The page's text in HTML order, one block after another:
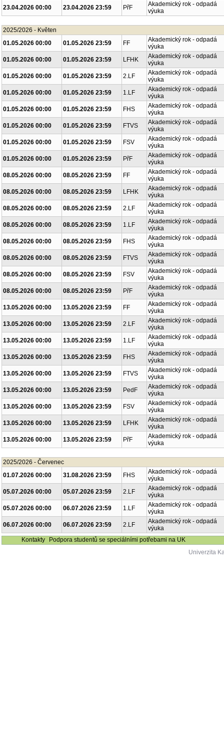
23.04.2026 00:00
23.04.2026 23:59 PřF
Akademický rok - odpadá
výuka
2025/2026 - Květen
01.05.2026 00:00
01.05.2026 23:59 FF
Akademický rok - odpadá
výuka
01.05.2026 00:00
01.05.2026 23:59 LFHK
Akademický rok - odpadá
výuka
01.05.2026 00:00
01.05.2026 23:59 2.LF
Akademický rok - odpadá
výuka
01.05.2026 00:00
01.05.2026 23:59 1.LF
Akademický rok - odpadá
výuka
01.05.2026 00:00
01.05.2026 23:59 FHS
Akademický rok - odpadá
výuka
01.05.2026 00:00
01.05.2026 23:59 FTVS
Akademický rok - odpadá
výuka
01.05.2026 00:00
01.05.2026 23:59 FSV
Akademický rok - odpadá
výuka
01.05.2026 00:00
01.05.2026 23:59 PřF
Akademický rok - odpadá
výuka
08.05.2026 00:00
08.05.2026 23:59 FF
Akademický rok - odpadá
výuka
08.05.2026 00:00
08.05.2026 23:59 LFHK
Akademický rok - odpadá
výuka
08.05.2026 00:00
08.05.2026 23:59 2.LF
Akademický rok - odpadá
výuka
08.05.2026 00:00
08.05.2026 23:59 1.LF
Akademický rok - odpadá
výuka
08.05.2026 00:00
08.05.2026 23:59 FHS
Akademický rok - odpadá
výuka
08.05.2026 00:00
08.05.2026 23:59 FTVS
Akademický rok - odpadá
výuka
08.05.2026 00:00
08.05.2026 23:59 FSV
Akademický rok - odpadá
výuka
08.05.2026 00:00
08.05.2026 23:59 PřF
Akademický rok - odpadá
výuka
13.05.2026 00:00
13.05.2026 23:59 FF
Akademický rok - odpadá
výuka
13.05.2026 00:00
13.05.2026 23:59 2.LF
Akademický rok - odpadá
výuka
13.05.2026 00:00
13.05.2026 23:59 1.LF
Akademický rok - odpadá
výuka
13.05.2026 00:00
13.05.2026 23:59 FHS
Akademický rok - odpadá
výuka
13.05.2026 00:00
13.05.2026 23:59 FTVS
Akademický rok - odpadá
výuka
13.05.2026 00:00
13.05.2026 23:59 PedF
Akademický rok - odpadá
výuka
13.05.2026 00:00
13.05.2026 23:59 FSV
Akademický rok - odpadá
výuka
13.05.2026 00:00
13.05.2026 23:59 LFHK
Akademický rok - odpadá
výuka
13.05.2026 00:00
13.05.2026 23:59 PřF
Akademický rok - odpadá
výuka
2025/2026 - Červenec
01.07.2026 00:00
31.08.2026 23:59 FHS
Akademický rok - odpadá
výuka
05.07.2026 00:00
05.07.2026 23:59 2.LF
Akademický rok - odpadá
výuka
05.07.2026 00:00
06.07.2026 23:59 1.LF
Akademický rok - odpadá
výuka
06.07.2026 00:00
06.07.2026 23:59 2.LF
Akademický rok - odpadá
výuka
Kontakty
Podpora studentů se speciálními potřebami na UK
Univerzita